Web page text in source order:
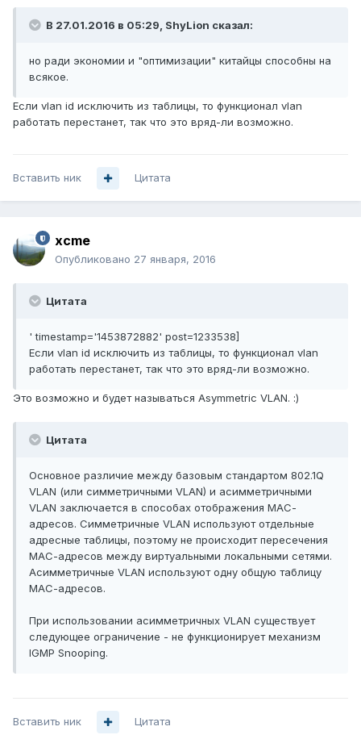
В 27.01.2016 в 05:29, ShyLion сказал:
но ради экономии и "оптимизации" китайцы способны на
всякое.
Если vlan id исключить из таблицы, то функционал vlan
работать перестанет, так что это вряд-ли возможно.
Вставить ник Цитата
xcme
Опубликовано 27 января, 2016
Цитата
' timestamp='1453872882' post=1233538]
Если vlan id исключить из таблицы, то функционал vlan
работать перестанет, так что это вряд-ли возможно.
Это возможно и будет называться Asymmetric VLAN. :)
Цитата
Основное различие между базовым стандартом 802.1Q
VLAN (или симметричными VLAN) и асимметричными
VLAN заключается в способах отображения МАС-
адресов. Симметричные VLAN используют отдельные
адресные таблицы, поэтому не происходит пересечения
МАС-адресов между виртуальными локальными сетями.
Асимметричные VLAN используют одну общую таблицу
МАС-адресов.
При использовании асимметричных VLAN существует
следующее ограничение - не функционирует механизм
IGMP Snooping.
Вставить ник Цитата